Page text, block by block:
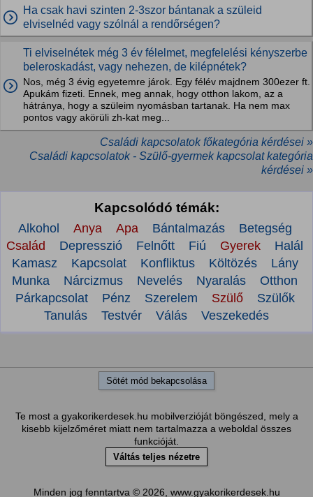
Ha csak havi szinten 2-3szor bántanak a szüleid
elviselnéd vagy szólnál a rendőrségen?
Ti elviselnétek még 3 év félelmet, megfelelési kényszerbe
beleroskadást, vagy nehezen, de kilépnétek?
Nos, még 3 évig egyetemre járok. Egy félév majdnem 300ezer ft.
Apukám fizeti. Ennek, meg annak, hogy otthon lakom, az a
hátránya, hogy a szüleim nyomásban tartanak. Ha nem max
pontos vagy akörüli zh-kat meg...
Családi kapcsolatok főkategória kérdései »
Családi kapcsolatok - Szülő-gyermek kapcsolat kategória
kérdései »
Kapcsolódó témák:
Alkohol Anya Apa Bántalmazás
Betegség
Család
Depresszió Felnőtt Fiú Gyerek
Halál
Kamasz
Kapcsolat Konfliktus Költözés
Lány
Munka
Nárcizmus Nevelés Nyaralás
Otthon
Párkapcsolat
Pénz Szerelem Szülő
Szülők
Tanulás
Testvér Válás Veszekedés
Sötét mód bekapcsolása
Te most a gyakorikerdesek.hu mobilverzióját böngészed, mely a
kisebb kijelzőméret miatt nem tartalmazza a weboldal összes
funkcióját.
Váltás teljes nézetre
Minden jog fenntartva © 2026, www.gyakorikerdesek.hu